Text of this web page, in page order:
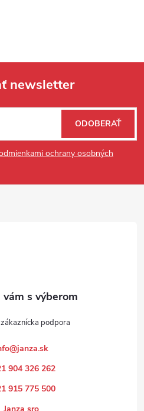
newsletter
ochrany osobných
ODOBERAŤ
@janza.sk
904 326 262
915 775 500
Janza sro